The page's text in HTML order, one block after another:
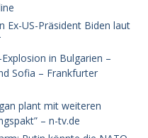
Ex-US-Präsident Biden laut
in Bulgarien –
Sofia – Frankfurter
plant mit weiteren
– n-tv.de